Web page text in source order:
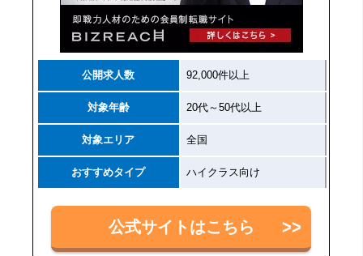
公開求人数 92,000件以上
対象年齢 20代～50代以上
対象エリア 全国
おすすめタイプ ハイクラス向け
公式サイトはこちら